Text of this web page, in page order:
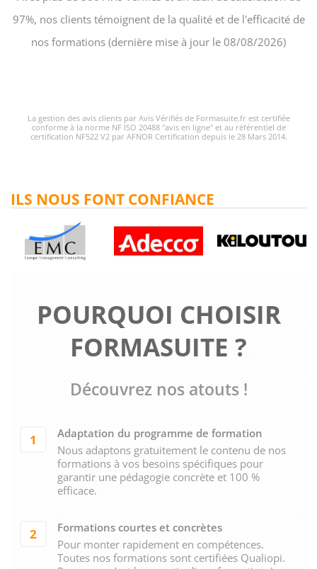
97%, nos clients témoignent de la qualité et de l'efficacité de
nos formations (dernière mise à jour le 08/08/2026)
La gestion des avis clients par Avis Vérifiés de Formasuite.fr est certifiée
conforme à la norme NF ISO 20488 "avis en ligne" et au référentiel de
certification NF522 V2 par AFNOR Certification depuis le 28 Mars 2014.
POURQUOI CHOISIR
FORMASUITE ?
Découvrez nos atouts !
1
Adaptation du programme de formation
Nous adaptons gratuitement le contenu de nos
formations à vos besoins spécifiques pour
garantir une pédagogie concrète et 100 %
efficace.
2
Formations courtes et concrètes
Pour monter rapidement en compétences.
Toutes nos formations sont certifiées Qualiopi.
ILS NOUS FONT CONFIANCE